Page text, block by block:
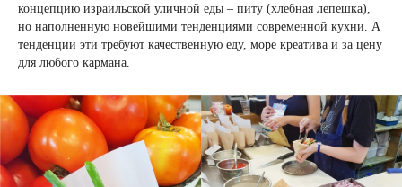
концепцию израильской уличной еды – питу (хлебная лепешка),
но наполненную новейшими тенденциями современной кухни. А
тенденции эти требуют качественную еду, море креатива и за цену
для любого кармана.